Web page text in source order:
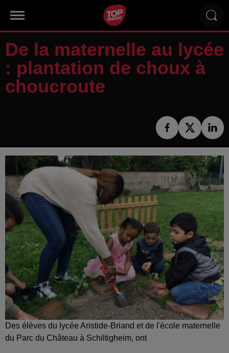
De la maternelle au lycée
: plantation de choux à
choucroute
Des élèves du lycée Aristide-Briand et de l'école maternelle
du Parc du Château à Schiltigheim, ont